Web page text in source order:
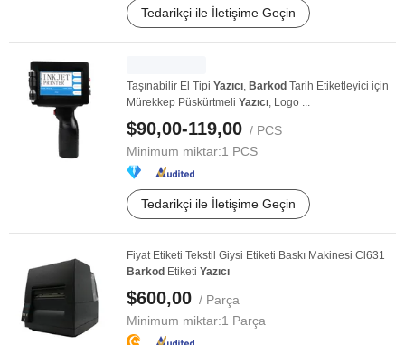
Tedarikçi ile İletişime Geçin
Taşınabilir El Tipi Yazıcı, Barkod Tarih Etiketleyici için
Mürekkep Püskürtmeli Yazıcı, Logo ...
$90,00-119,00 / PCS
Minimum miktar:1 PCS
Tedarikçi ile İletişime Geçin
Fiyat Etiketi Tekstil Giysi Etiketi Baskı Makinesi Cl631
Barkod Etiketi Yazıcı
$600,00 / Parça
Minimum miktar:1 Parça